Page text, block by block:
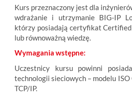
Kurs przeznaczony jest dla
wdrażanie i utrzymanie BIG-IP
którzy posiadają certyfikat
lub równoważną wiedzę.
Wymagania wstępne:
Uczestnicy kursu powinni
technologii sieciowych – modelu
TCP/IP.